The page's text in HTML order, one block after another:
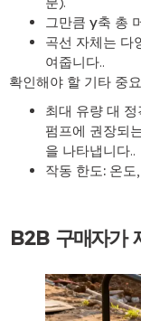
그만큼 y축 총
곡선 자체는 다
여줍니다..
확인해야 할 기타 중
최대 유량 대 정
펌프에 권장되
을 나타냅니다..
작동 한도: 온도
B2B 구매자가